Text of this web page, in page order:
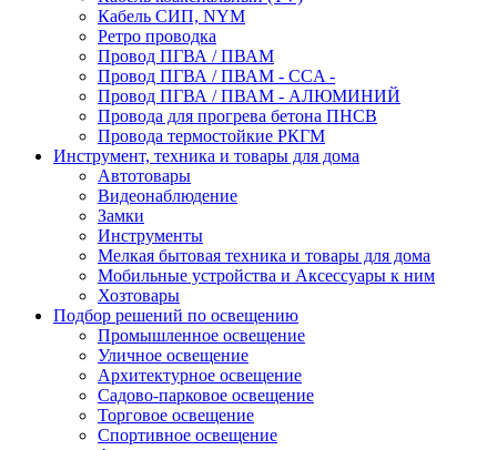
Кабель СИП, NYM
Ретро проводка
Провод ПГВА / ПВАМ
Провод ПГВА / ПВАМ - CCA -
Провод ПГВА / ПВАМ - АЛЮМИНИЙ
Провода для прогрева бетона ПНСВ
Провода термостойкие РКГМ
Инструмент, техника и товары для дома
Автотовары
Видеонаблюдение
Замки
Инструменты
Мелкая бытовая техника и товары для дома
Мобильные устройства и Аксессуары к ним
Хозтовары
Подбор решений по освещению
Промышленное освещение
Уличное освещение
Архитектурное освещение
Садово-парковое освещение
Торговое освещение
Спортивное освещение